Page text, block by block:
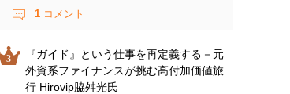
1 コメント
『ガイド』という仕事を再定義する－元
外資系ファイナンスが挑む高付加価値旅
行 Hirovip脇舛光氏